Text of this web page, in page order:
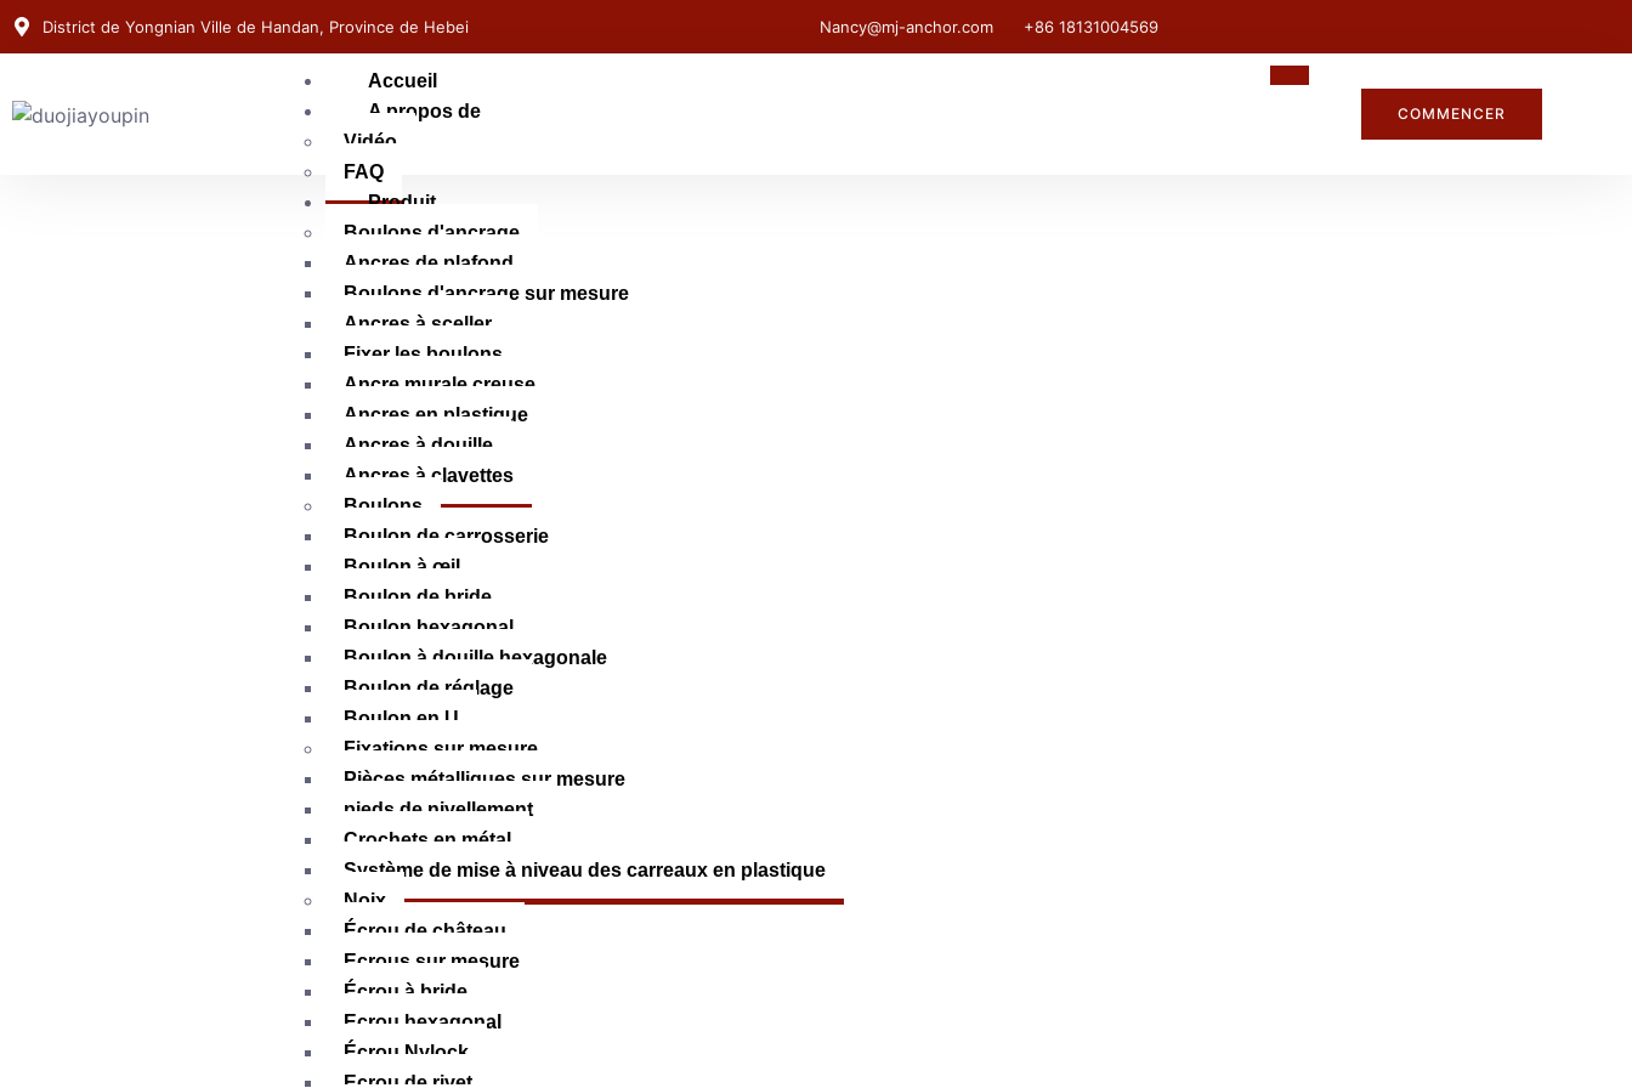
District de Yongnian Ville de Handan, Province de Hebei Nancy@mj-anchor.com +86 18131004569
Accueil
A propos de
Vidéo
FAQ
Produit
Boulons d'ancrage
Ancres de plafond
Boulons d'ancrage sur mesure
Ancres à sceller
Fixer les boulons
Ancre murale creuse
Ancres en plastique
Ancres à douille
Ancres à clavettes
Boulons
Boulon de carrosserie
Boulon à œil
Boulon de bride
Boulon hexagonal
Boulon à douille hexagonale
Boulon de réglage
Boulon en U
Fixations sur mesure
Pièces métalliques sur mesure
pieds de nivellement
Crochets en métal
Système de mise à niveau des carreaux en plastique
Noix
Écrou de château
Ecrous sur mesure
Écrou à bride
Ecrou hexagonal
Écrou Nylock
Ecrou de rivet
COMMENCER